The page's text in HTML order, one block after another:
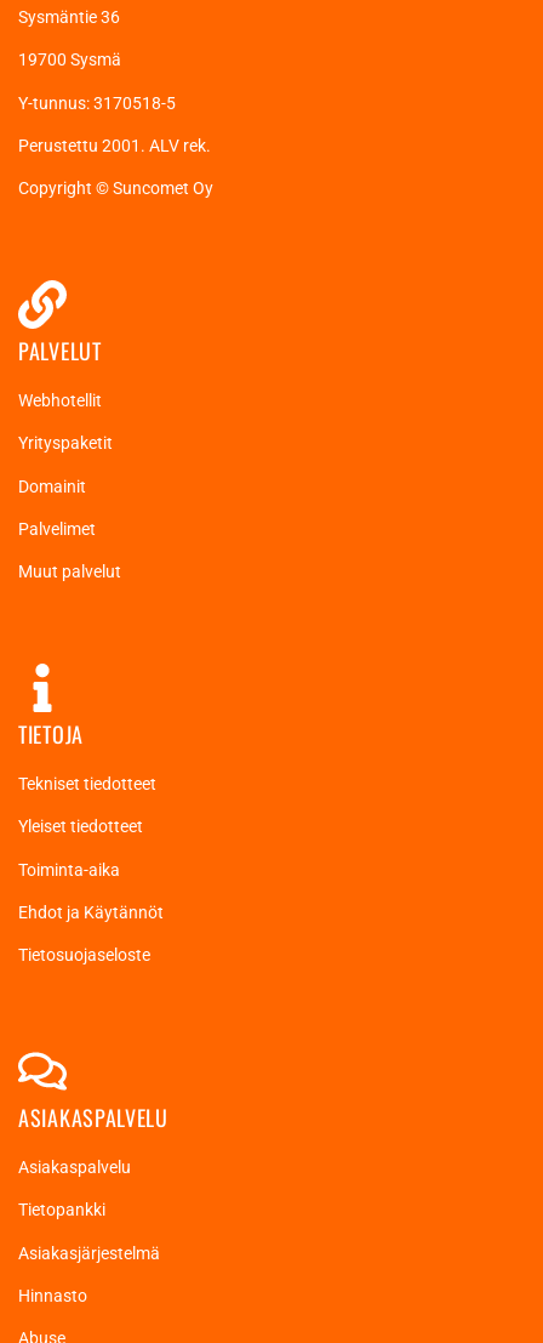
Sysmäntie 36
19700 Sysmä
Y-tunnus: 3170518-5
Perustettu 2001. ALV rek.
Copyright © Suncomet Oy
PALVELUT
Webhotellit
Yrityspaketit
Domainit
Palvelimet
Muut palvelut
TIETOJA
Tekniset tiedotteet
Yleiset tiedotteet
Toiminta-aika
Ehdot ja Käytännöt
Tietosuojaseloste
ASIAKASPALVELU
Asiakaspalvelu
Tietopankki
Asiakasjärjestelmä
Hinnasto
Abuse